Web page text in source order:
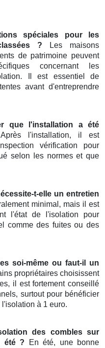
spéciales pour les
? Les maisons
de patrimoine peuvent
concernant les
Il est essentiel de
avant d'entreprendre
que l'installation a été
l'installation, il est
vérification pour
selon les normes et que
t-elle un entretien
minimal, mais il est
l'état de l'isolation pour
comme des fuites ou des
soi-même ou faut-il un
propriétaires choisissent
il est fortement conseillé
surtout pour bénéficier
à 1 euro.
des combles sur
été ? En été, une bonne